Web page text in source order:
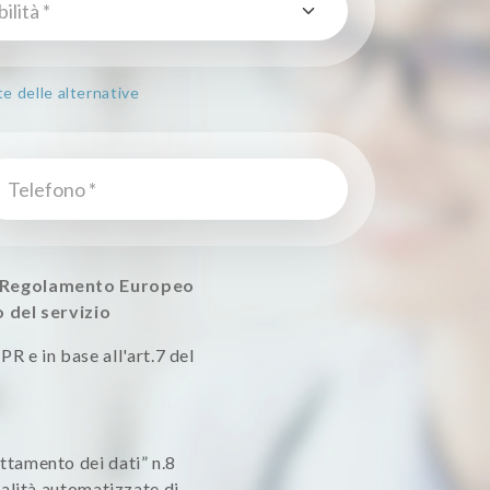
delle alternative
Europeo
del servizio
e in base all'art.7 del
dei dati” n.8